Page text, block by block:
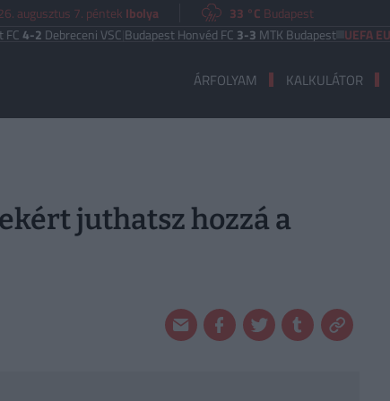
augusztus 7. péntek Ibolya 33 °C Budapest
VSC|Budapest Honvéd FC3-3MTK Budapest UEFA EURÓPA
ÁRFOLYAM KALKULÁTOR
juthatsz hozzá a